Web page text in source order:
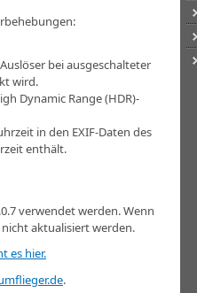
bei ausgeschalteter
wird.
Dynamic Range (HDR)-
in den EXIF-Daten des
enthält.
verwendet werden. Wenn
nicht aktualisiert werden.
es hier.
.